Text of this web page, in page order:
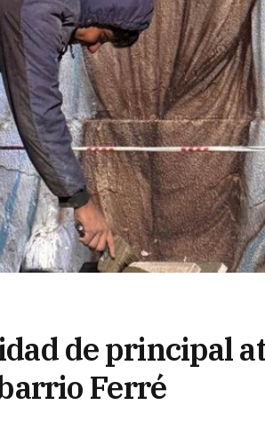
de principal
Ferré